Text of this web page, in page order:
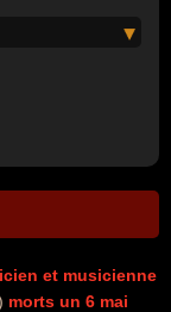
et musicienne
morts un 6 mai